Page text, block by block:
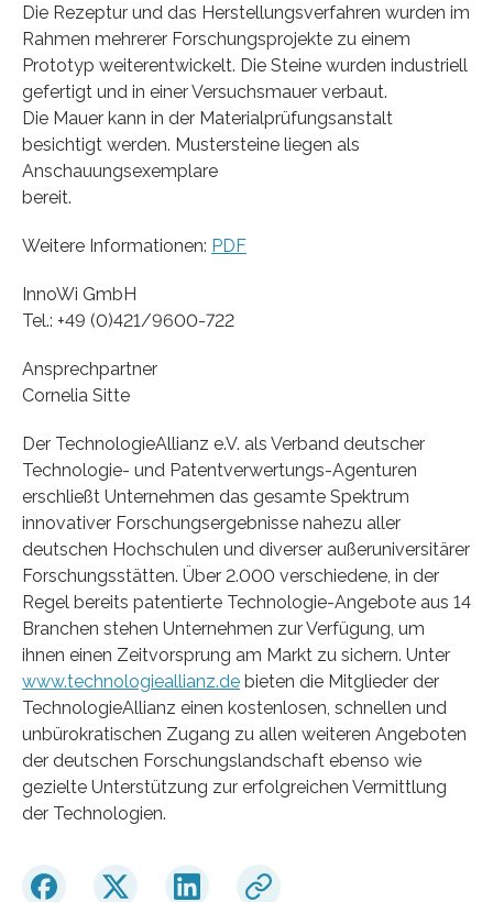
Die Rezeptur und das Herstellungsverfahren wurden im
Rahmen mehrerer Forschungsprojekte zu einem
Prototyp weiterentwickelt. Die Steine wurden industriell
gefertigt und in einer Versuchsmauer verbaut.
Die Mauer kann in der Materialprüfungsanstalt
besichtigt werden. Mustersteine liegen als
Anschauungsexemplare
bereit.
Weitere Informationen: PDF
InnoWi GmbH
Tel.: +49 (0)421/9600-722
Ansprechpartner
Cornelia Sitte
Der TechnologieAllianz e.V. als Verband deutscher
Technologie- und Patentverwertungs-Agenturen
erschließt Unternehmen das gesamte Spektrum
innovativer Forschungsergebnisse nahezu aller
deutschen Hochschulen und diverser außeruniversitärer
Forschungsstätten. Über 2.000 verschiedene, in der
Regel bereits patentierte Technologie-Angebote aus 14
Branchen stehen Unternehmen zur Verfügung, um
ihnen einen Zeitvorsprung am Markt zu sichern. Unter
www.technologieallianz.de bieten die Mitglieder der
TechnologieAllianz einen kostenlosen, schnellen und
unbürokratischen Zugang zu allen weiteren Angeboten
der deutschen Forschungslandschaft ebenso wie
gezielte Unterstützung zur erfolgreichen Vermittlung
der Technologien.